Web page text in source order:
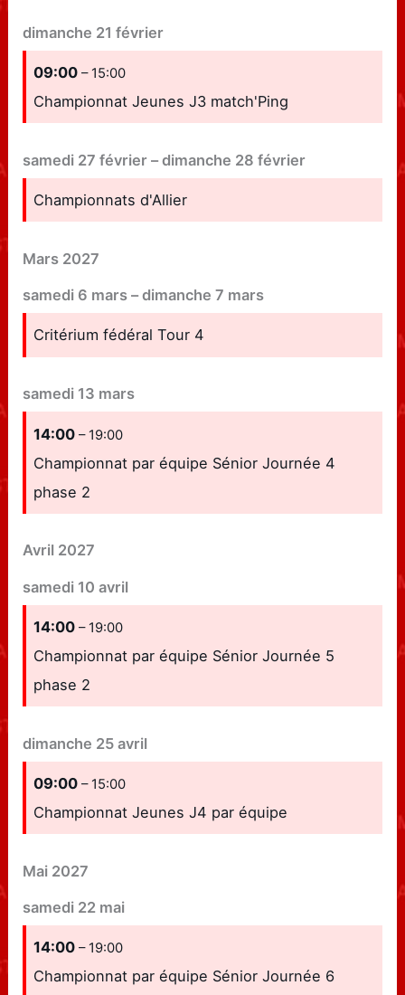
dimanche 21 février
09:00– 15:00
Championnat Jeunes J3 match'Ping
samedi 27 février –dimanche 28 février
Championnats d'Allier
Mars 2027
samedi 6 mars –dimanche 7 mars
Critérium fédéral Tour 4
samedi 13 mars
14:00– 19:00
Championnat par équipe Sénior Journée 4
phase 2
Avril 2027
samedi 10 avril
14:00– 19:00
Championnat par équipe Sénior Journée 5
phase 2
dimanche 25 avril
09:00– 15:00
Championnat Jeunes J4 par équipe
Mai 2027
samedi 22 mai
14:00– 19:00
Championnat par équipe Sénior Journée 6